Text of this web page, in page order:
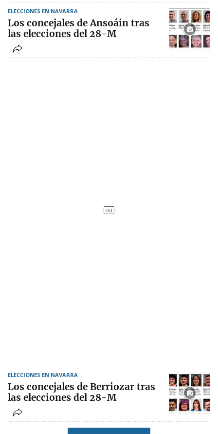
ELECCIONES EN NAVARRA
Los concejales de Ansoáin tras
las elecciones del 28-M
ELECCIONES EN NAVARRA
Los concejales de Berriozar tras
las elecciones del 28-M